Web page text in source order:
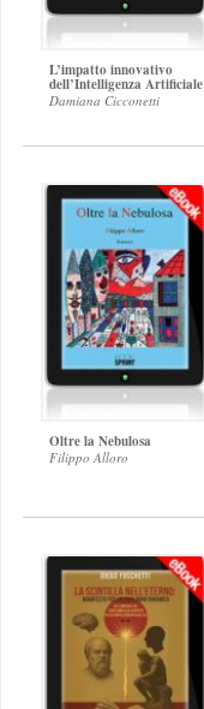
L’impatto innovativo
dell’Intelligenza Artificiale
Damiana Cicconetti
Oltre la Nebulosa
Filippo Alloro